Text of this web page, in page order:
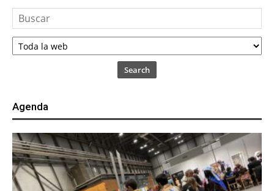
Search
Agenda